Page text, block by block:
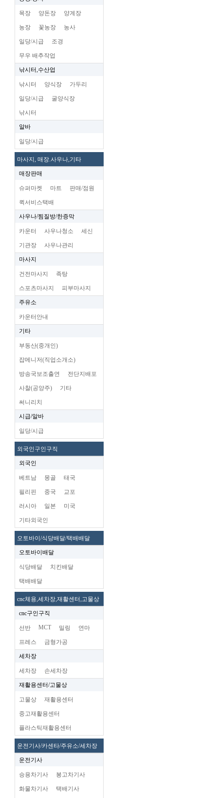
목장 양돈장 양계장
농장 꽃농장 농사
일당/시급 조경
무우 배추작업
낚시터,수산업
낚시터 양식장 가두리
일당/시급 굴양식장
낚시터
알바
일당/시급
마사지, 매장.사우나,기타
매장판매
슈퍼마켓 마트 판매/점원
퀵서비스택배
사우나/찜질방/한증막
카운터 사우나청소 세신
기관장 사우나관리
마사지
건전마사지 족탕
스포츠마사지 피부마사지
주유소
카운터안내
기타
부동산(중개인)
잡메니저(직업소개소)
방송국보조출연 전단지배포
사찰(공양주) 기타
써니리치
시급/알바
일당/시급
외국인구인구직
외국인
베트남 몽골 태국
필리핀 중국 교포
러시아 일본 미국
기타외국인
오토바이/식당배달/택배배달
오토바이배달
식당배달 치킨배달
택배배달
cnc체용,세차장,재활센터,고물상
cnc구인구직
선반 MCT 밀링 연마
프레스 금형가공
세차장
세차장 손세차장
재활용센터/고물상
고물상 재활용센터
중고재활용센터
플라스틱재활용센터
운전기사/카센타/주유소/세차장
운전기사
승용차기사 봉고차기사
화물차기사 택배기사